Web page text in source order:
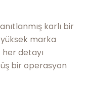
karlı bir
marka
detayı
bir operasyon